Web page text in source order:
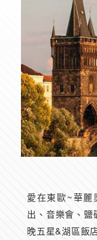
愛在東歐~華麗
出、音樂會、
晚五星&湖區飯